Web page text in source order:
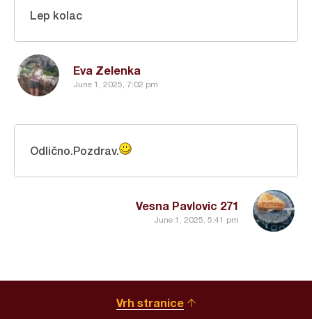
Eva Zelenka
June 1, 2025, 7:02 pm
Lep kolac
Vesna Pavlovic 271
June 1, 2025, 5:41 pm
Odlično.Pozdrav.
Vrh stranice